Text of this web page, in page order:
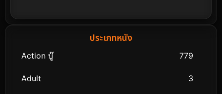
ประเภทหนัง
Action บู๊ 779
Adult 3